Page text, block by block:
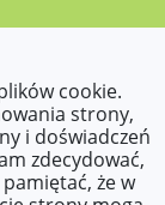
cookie.
strony,
i doświadczeń
zdecydować,
że w